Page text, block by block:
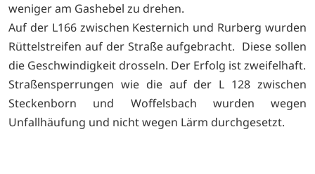
weniger am Gashebel zu drehen.
Auf der L166 zwischen Kesternich und Rurberg wurden
Rüttelstreifen auf der Straße aufgebracht. Diese sollen
die Geschwindigkeit drosseln. Der Erfolg ist zweifelhaft.
Straßensperrungen wie die auf der L 128 zwischen
Steckenborn und Woffelsbach wurden wegen
Unfallhäufung und nicht wegen Lärm durchgesetzt.